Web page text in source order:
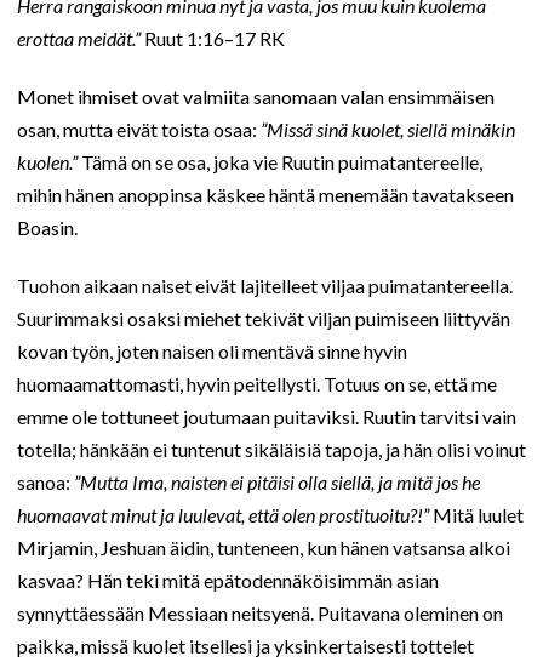
Herra rangaiskoon minua nyt ja vasta, jos muu kuin kuolema
erottaa meidät.”Ruut 1:16–17 RK
Monet ihmiset ovat valmiita sanomaan valan ensimmäisen
osan, mutta eivät toista osaa: ”Missä sinä kuolet, siellä minäkin
kuolen.”Tämä on se osa, joka vie Ruutin puimatantereelle,
mihin hänen anoppinsa käskee häntä menemään tavatakseen
Boasin.
Tuohon aikaan naiset eivät lajitelleet viljaa puimatantereella.
Suurimmaksi osaksi miehet tekivät viljan puimiseen liittyvän
kovan työn, joten naisen oli mentävä sinne hyvin
huomaamattomasti, hyvin peitellysti. Totuus on se, että me
emme ole tottuneet joutumaan puitaviksi. Ruutin tarvitsi vain
totella; hänkään ei tuntenut sikäläisiä tapoja, ja hän olisi voinut
sanoa: ”Mutta Ima, naisten ei pitäisi olla siellä, ja mitä jos he
huomaavat minut ja luulevat, että olen prostituoitu?!”Mitä luulet
Mirjamin, Jeshuan äidin, tunteneen, kun hänen vatsansa alkoi
kasvaa? Hän teki mitä epätodennäköisimmän asian
synnyttäessään Messiaan neitsyenä. Puitavana oleminen on
paikka, missä kuolet itsellesi ja yksinkertaisesti tottelet